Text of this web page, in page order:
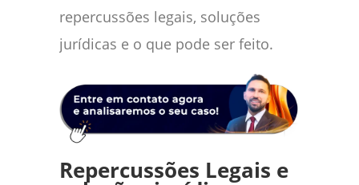
repercussões legais, soluções
jurídicas e o que pode ser feito.
Repercussões Legais e